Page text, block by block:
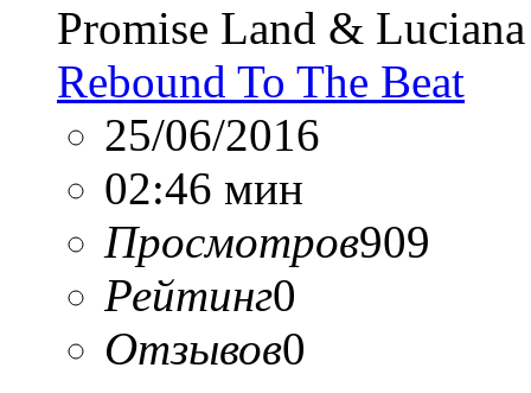
Promise Land & Luciana
Rebound To The Beat
25/06/2016
02:46 мин
Просмотров909
Рейтинг0
Отзывов0